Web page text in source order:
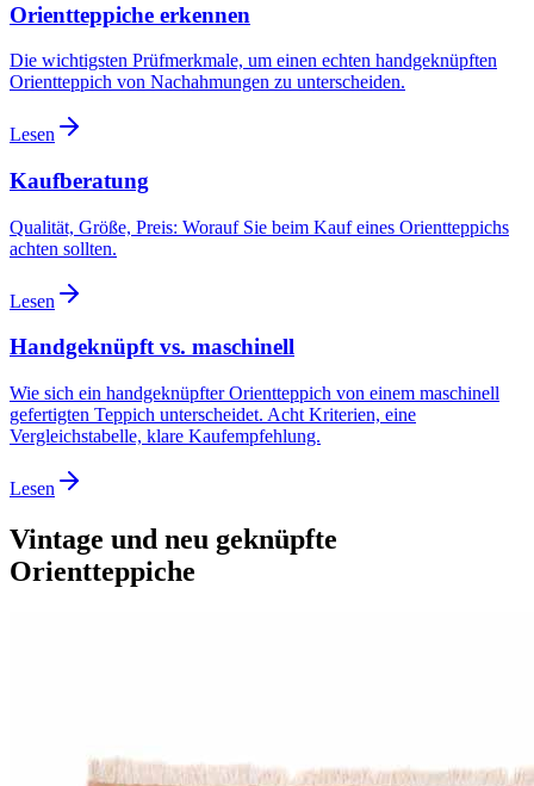
Orientteppiche erkennen
Die wichtigsten Prüfmerkmale, um einen echten handgeknüpften
Orientteppich von Nachahmungen zu unterscheiden.
Lesen
Kaufberatung
Qualität, Größe, Preis: Worauf Sie beim Kauf eines Orientteppichs
achten sollten.
Lesen
Handgeknüpft vs. maschinell
Wie sich ein handgeknüpfter Orientteppich von einem maschinell
gefertigten Teppich unterscheidet. Acht Kriterien, eine
Vergleichstabelle, klare Kaufempfehlung.
Lesen
Vintage und neu geknüpfte
Orientteppiche